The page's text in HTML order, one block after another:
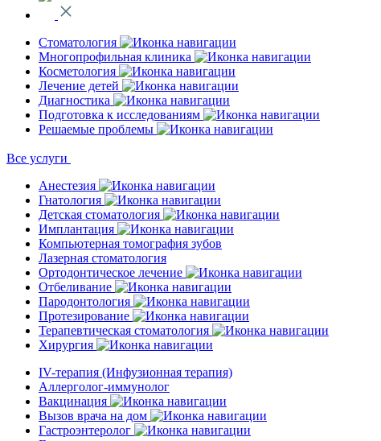
Стоматология
Многопрофильная клиника
Косметология
Лечение детей
Диагностика
Подготовка к исследованиям
Решаемые проблемы
Все услуги
Анестезия
Гнатология
Детская стоматология
Имплантация
Компьютерная томография зубов
Лазерная стоматология
Ортодонтическое лечение
Отбеливание
Пародонтология
Протезирование
Терапевтическая стоматология
Хирургия
IV-терапия (Инфузионная терапия)
Аллерголог-иммунолог
Вакцинация
Вызов врача на дом
Гастроэнтеролог